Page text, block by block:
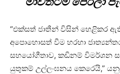
“එක්සත් ජාතීන් විසින් හෙළිකර
අපොහොසත් වීම හරහා
සහයෝගීතාව, කඩිනම් විමර්ශන
යුතුකම් උල්ලංඝනය කෙරෙයි,”